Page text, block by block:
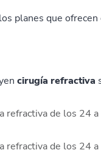
planes que
cirugía refractiva
de los 24
refractiva de los 24